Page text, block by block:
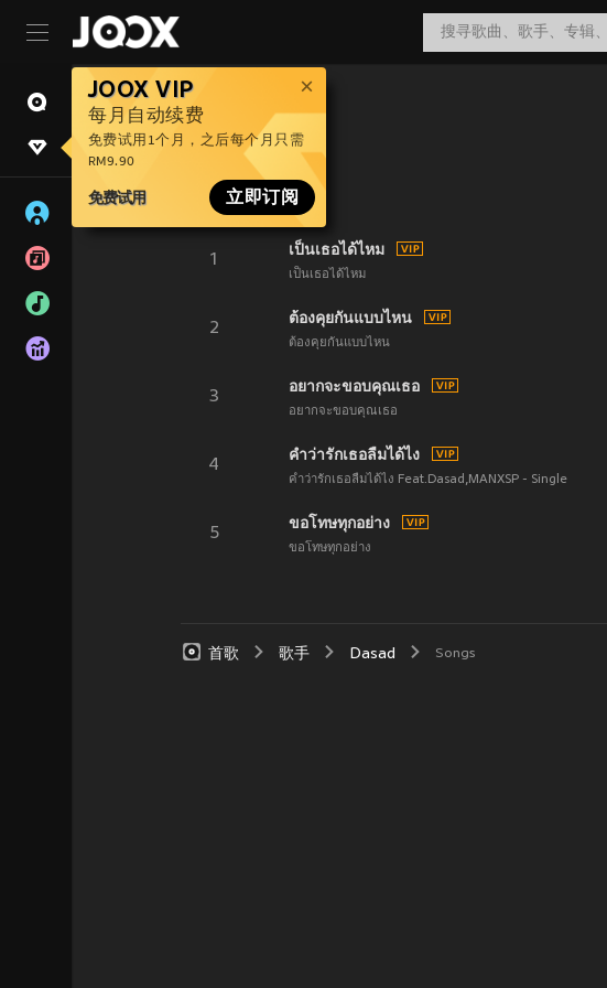
JOOX VIP
每月自动续费
免费试用1个月，之后每个月只需
RM9.90
免费试用 立即订阅
1
เป็นเธอได้ไหม
เป็นเธอได้ไหม
2
ต้องคุยกันแบบไหน
ต้องคุยกันแบบไหน
3
อยากจะขอบคุณเธอ
อยากจะขอบคุณเธอ
4
คำว่ารักเธอลืมได้ไง
คำว่ารักเธอลืมได้ไง Feat.Dasad,MANXSP - Single
5
ขอโทษทุกอย่าง
ขอโทษทุกอย่าง
首歌 歌手 Dasad Songs